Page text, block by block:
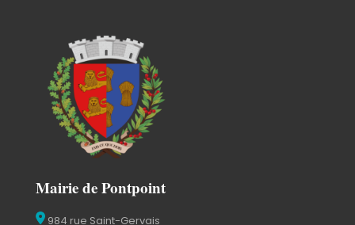
Mairie de Pontpoint
984 rue Saint-Gervais